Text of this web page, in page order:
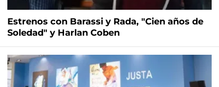
Estrenos con Barassi y Rada, "Cien años de
Soledad" y Harlan Coben